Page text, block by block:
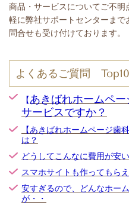
商品・サービスについてご不
軽に弊社サポートセンターま
問合せも受け付けております。
よくあるご質問 Top10
【あきばれホームペ
サービスですか？
【あきばれホームページ歯
は？
どうしてこんなに費用が安
スマホサイトも作ってもら
安すぎるので、どんなホー
が・・